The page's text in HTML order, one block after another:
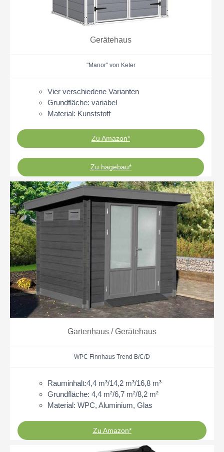
Gerätehaus
"Manor" von Keter
Vier verschiedene Varianten
Grundfläche: variabel
Material: Kunststoff
Zu Amazon*
Zu hagebau*
Gartenhaus / Gerätehaus
WPC Finnhaus Trend B/C/D
Rauminhalt:4,4 m³/14,2 m³/16,8 m³
Grundfläche: 4,4 m²/6,7 m²/8,2 m²
Material: WPC, Aluminium, Glas
Zu Amazon*